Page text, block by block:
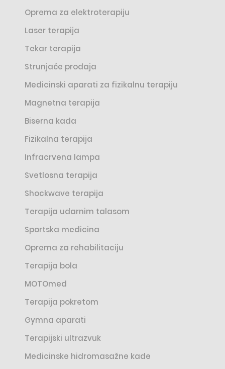
Oprema za elektroterapiju
Laser terapija
Tekar terapija
Strunjače prodaja
Medicinski aparati za fizikalnu terapiju
Magnetna terapija
Biserna kada
Fizikalna terapija
Infracrvena lampa
Svetlosna terapija
Shockwave terapija
Terapija udarnim talasom
Sportska medicina
Oprema za rehabilitaciju
Terapija bola
MOTOmed
Terapija pokretom
Gymna aparati
Terapijski ultrazvuk
Medicinske hidromasažne kade